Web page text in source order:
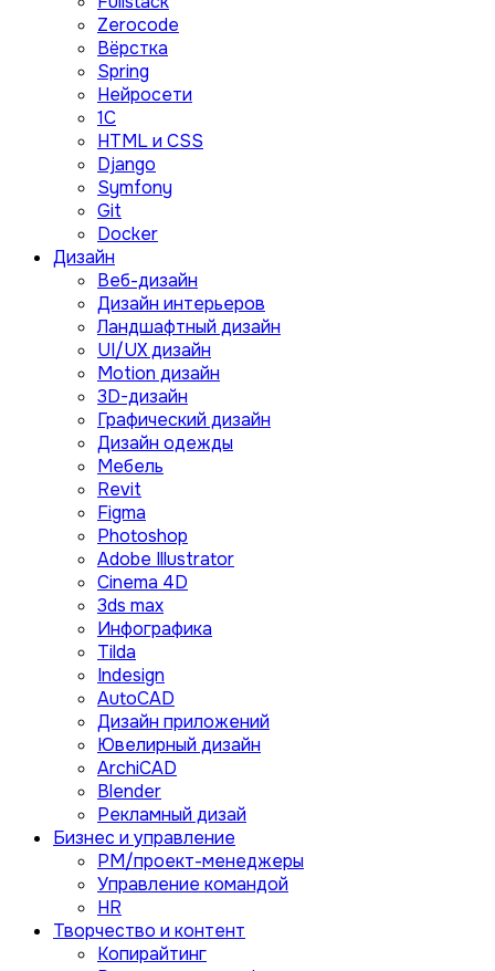
Zerocode
Вёрстка
Spring
Нейросети
1C
HTML и CSS
Django
Symfony
Git
Docker
Дизайн
Веб-дизайн
Дизайн интерьеров
Ландшафтный дизайн
UI/UX дизайн
Motion дизайн
3D-дизайн
Графический дизайн
Дизайн одежды
Мебель
Revit
Figma
Photoshop
Adobe Illustrator
Сinema 4D
3ds max
Инфографика
Tilda
Indesign
AutoCAD
Дизайн приложений
Ювелирный дизайн
ArchiCAD
Blender
Рекламный дизай
Бизнес и управление
PM/проект-менеджеры
Управление командой
HR
Творчество и контент
Копирайтинг